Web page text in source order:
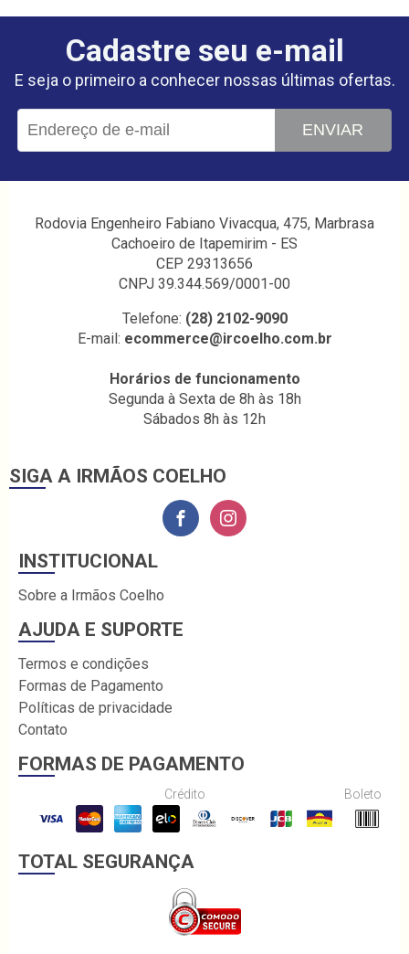
Cadastre seu e-mail
E seja o primeiro a conhecer nossas últimas ofertas.
ENVIAR
Rodovia Engenheiro Fabiano Vivacqua, 475, Marbrasa
Cachoeiro de Itapemirim - ES
CEP 29313656
CNPJ 39.344.569/0001-00
Telefone: (28) 2102-9090
E-mail: ecommerce@ircoelho.com.br
Horários de funcionamento
Segunda à Sexta de 8h às 18h
Sábados 8h às 12h
SIGA A IRMÃOS COELHO
INSTITUCIONAL
Sobre a Irmãos Coelho
AJUDA E SUPORTE
Termos e condições
Formas de Pagamento
Políticas de privacidade
Contato
FORMAS DE PAGAMENTO
Crédito Boleto
TOTAL SEGURANÇA